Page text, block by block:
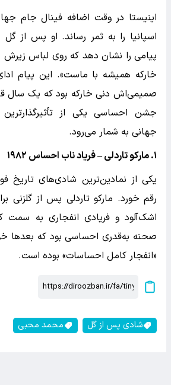
اسپانیا را به ثمر رساند. او پس از گل
پیامی را نشان دهد که روی لباس زیرش
خارکه همیشه با ماست». این پیام
صمیمی‌اش دنی خارکه بود که یک سال
جشن احساسی یکی از
جهانی به شمار می‌رود.
۱. مارکو تاردلی – فریاد ناب احساس ۱۹۸۲
رقم خورد. مارکو تاردلی پس از گلزنی
اشک‌آلود و فریادی انفجاری به سمت
صحنه به‌قدری احساسی بود که بعدها
«انفجار کامل احساسات» بوده است.
شادی پس از گل محمد محبی